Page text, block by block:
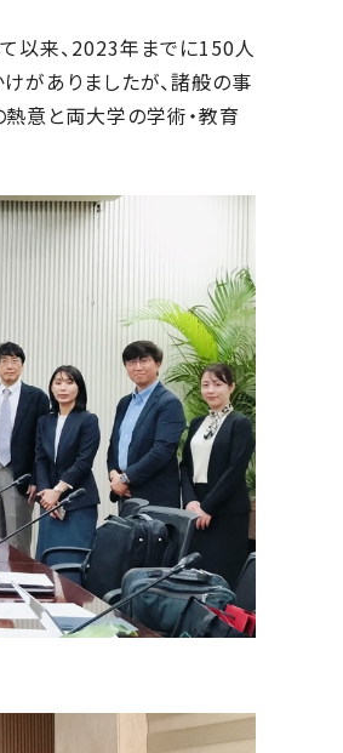
以来、2023年までに150人
がありましたが、諸般の事
意と両大学の学術・教育